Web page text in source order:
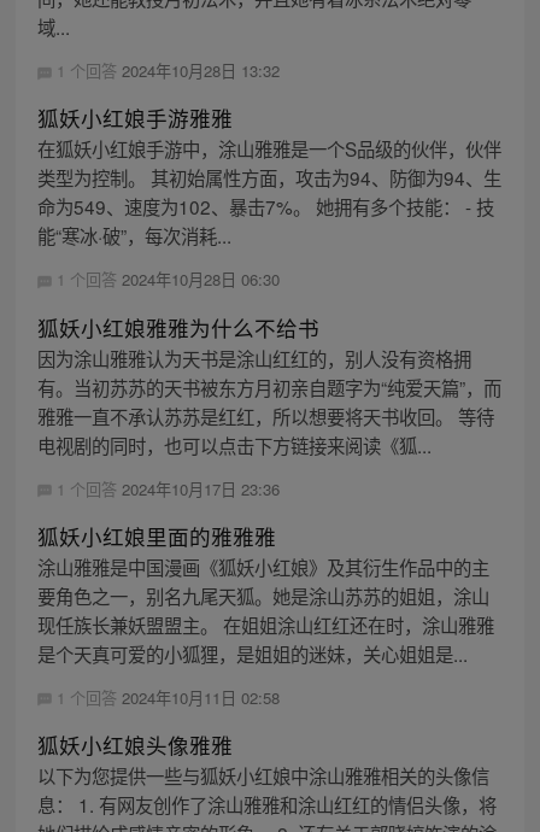
域...
1 个回答 2024年10月28日 13:32
狐妖小红娘手游雅雅
在狐妖小红娘手游中，涂山雅雅是一个S品级的伙伴，伙伴
类型为控制。 其初始属性方面，攻击为94、防御为94、生
命为549、速度为102、暴击7%。 她拥有多个技能： - 技
能“寒冰·破”，每次消耗...
1 个回答 2024年10月28日 06:30
狐妖小红娘雅雅为什么不给书
因为涂山雅雅认为天书是涂山红红的，别人没有资格拥
有。当初苏苏的天书被东方月初亲自题字为“纯爱天篇”，而
雅雅一直不承认苏苏是红红，所以想要将天书收回。 等待
电视剧的同时，也可以点击下方链接来阅读《狐...
1 个回答 2024年10月17日 23:36
狐妖小红娘里面的雅雅雅
涂山雅雅是中国漫画《狐妖小红娘》及其衍生作品中的主
要角色之一，别名九尾天狐。她是涂山苏苏的姐姐，涂山
现任族长兼妖盟盟主。 在姐姐涂山红红还在时，涂山雅雅
是个天真可爱的小狐狸，是姐姐的迷妹，关心姐姐是...
1 个回答 2024年10月11日 02:58
狐妖小红娘头像雅雅
以下为您提供一些与狐妖小红娘中涂山雅雅相关的头像信
息： 1. 有网友创作了涂山雅雅和涂山红红的情侣头像，将